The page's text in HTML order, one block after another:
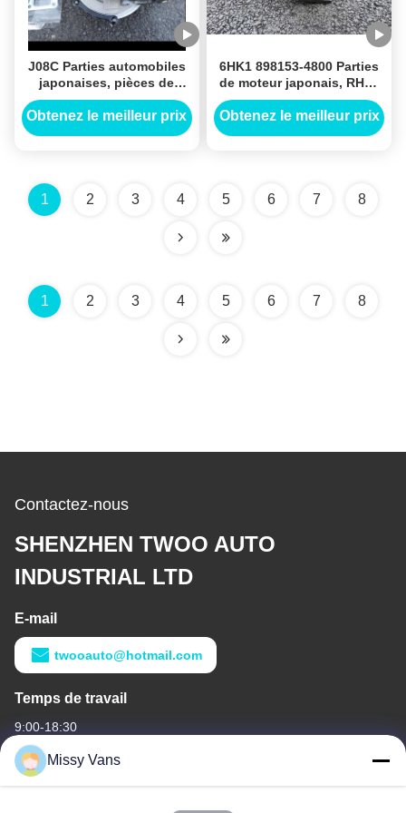
J08C Parties automobiles
japonaises, pièces de
moteur automobile
GT3576D Turbo 479016-
5001 750849-0001 750849-
Obtenez le meilleur prix
6HK1 898153-4800 Parties
de moteur japonais, RHE6
Turbocompresseur 898153-
4800 V-720101 VIHH Pour
Obtenez le meilleur prix
1 2 3 4 5 6 7 8
1 2 3 4 5 6 7 8
Contactez-nous
SHENZHEN TWOO AUTO
INDUSTRIAL LTD
E-mail
twooauto@hotmail.com
Temps de travail
9:00-18:30
Notre adresse
Missy Vans